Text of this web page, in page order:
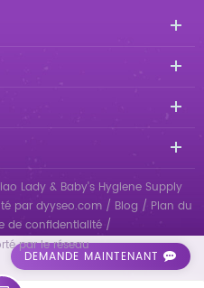
DEMANDE MAINTENANT
Lady & Baby's Hygiene Supply
par dyyseo.com / Blog / Plan du
de confidentialité/
par le réseau